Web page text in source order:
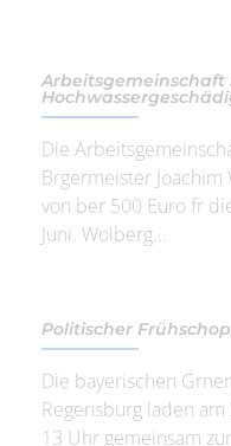
Arbeitsgemeinschaft
Die
Brgermeister
von ber 500 Euro fr
Juni. Wolberg...
Politischer
Die bayerischen
Regensburg laden
13 Uhr gemeinsam